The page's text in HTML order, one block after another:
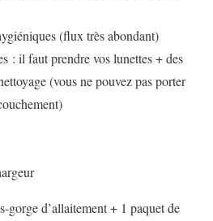
(flux très abondant)
: il faut prendre vos lunettes + des
(vous ne pouvez pas porter
gorge d’allaitement + 1 paquet de